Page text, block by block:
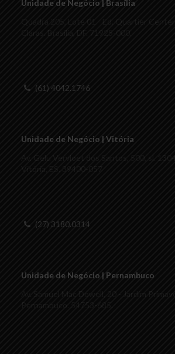
Unidade de Negócio | Brasília
Quadra 205, Lote 01 - Ed. Quartier Center,
Claras. Brasília, DF. 71925-000.
(61) 4042.1746
Unidade de Negócio | Vitória
Av. Gelu Vervloet dos Santos, 500, sl.
Vitória, ES. 39400-057
(27) 3180.0314
Unidade de Negócio | Pernambuco
Av. Samuel Mac Dowell, 20 - Jardim
Pernambuco. 54753-685.